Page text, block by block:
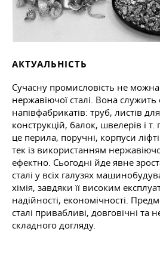
АКТУАЛЬНІСТЬ
Сучасну промисловість не
нержавіючої сталі. Вона служить
напівфабрикатів: труб, листів
конструкцій, балок, швелерів і т.
це перила, поручні, корпуси
тек із використанням
ефектно. Сьогодні йде явне
сталі у всіх галузях
хімія, завдяки її високим
надійності, економічності.
сталі привабливі, довговічні та
складного догляду.